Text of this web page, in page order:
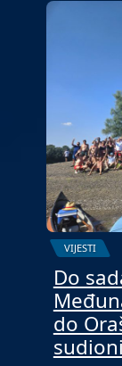
VIJESTI
Do
do